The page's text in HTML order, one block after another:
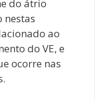
do átrio
nestas
ao
do VE, e
ocorre nas